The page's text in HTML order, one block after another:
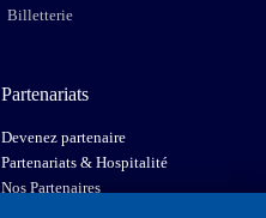
Billetterie
Partenariats
Devenez partenaire
Partenariats & Hospitalité
Nos Partenaires